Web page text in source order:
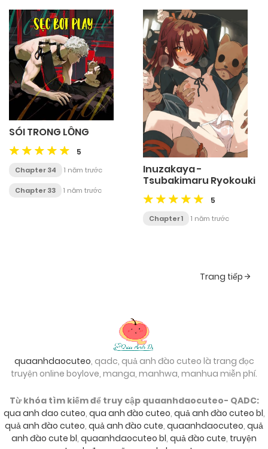
SÓI TRONG LỒNG
5
Chapter 34 1 năm trước
Chapter 33 1 năm trước
Inuzakaya -
Tsubakimaru Ryokouki
5
Chapter 1 1 năm trước
Trang tiếp
quaanhdaocuteo, qadc, quả anh đào cuteo là trang đọc
truyện online boylove, manga, manhwa, manhua miễn phí.
Từ khóa tìm kiếm để truy cập quaanhdaocuteo- QADC:
qua anh dao cuteo, qua anh đào cuteo, quả anh đào cuteo bl,
quả anh đào cuteo, quả anh đào cute, quaanhdaocuteo, quả
anh đào cute bl, quaanhdaocuteo bl, quả đào cute, truyện